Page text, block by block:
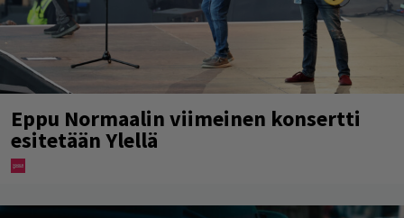
Eppu Normaalin viimeinen konsertti
esitetään Ylellä